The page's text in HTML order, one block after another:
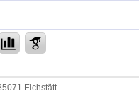
Eichstätt